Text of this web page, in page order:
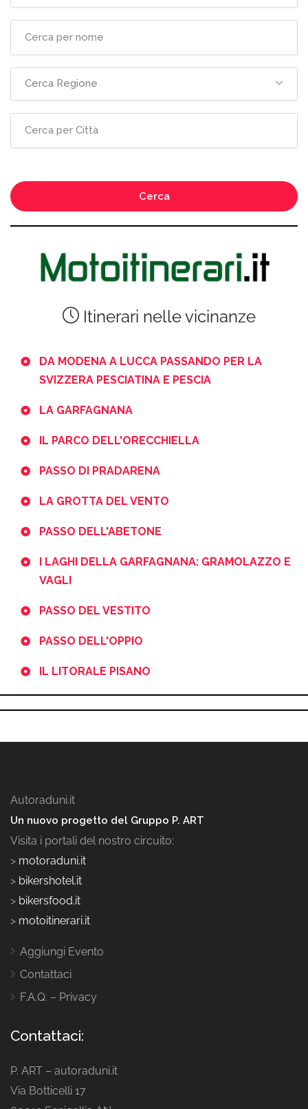
Cerca Regione
Cerca
Itinerari nelle vicinanze
DA MODENA A LUCCA PASSANDO PER LA
SVIZZERA PESCIATINA E PESCIA
LA GARFAGNANA
IL PARCO DELL'ORECCHIELLA
PASSO DI PRADARENA
LA GROTTA DEL VENTO
PASSO DELL'ABETONE
I LAGHI DELLA GARFAGNANA: GRAMOLAZZO E
VAGLI
PASSO DEL VESTITO
PASSO DELL'OPPIO
IL LITORALE PISANO
Autoraduni.it
Un nuovo progetto del Gruppo P. ART
Visita i portali del nostro circuito:
> motoraduni.it
> bikershotel.it
> bikersfood.it
> motoitinerari.it
Aggiungi Evento
Contattaci
F.A.Q. – Privacy
Contattaci:
P. ART – autoraduni.it
Via Botticelli 17